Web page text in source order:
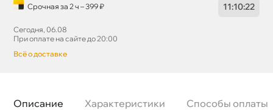
Срочная за 2 ч – 399 ₽ 11:10:22
Сегодня, 06.08
При оплате на сайте до 20:00
сё о доставке
Описание Характеристики Способы оплаты